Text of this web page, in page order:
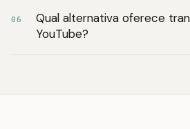
06
Qual alternativa oferece
YouTube?